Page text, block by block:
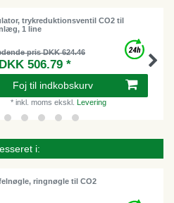
trykreduktionsventil CO2 til
1 line
pris DKK 624.46
DKK 506.79 *
Foj til indkobskurv
* inkl. moms ekskl. Levering
i:
ringnøgle til CO2